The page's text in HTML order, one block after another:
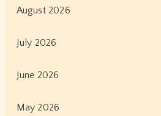
August 2026
July 2026
June 2026
May 2026